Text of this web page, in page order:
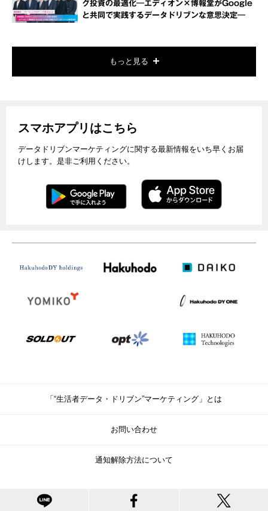
グ投資の最適化―エディオン×博報堂がGoogle
と共同で実践するデータドリブンな意思決定―
もっと見る
スマホアプリはこちら
データドリブンマーケティングに関する最新情報をいち早くお届
けします。是非ご利用ください。
「“生活者データ・ドリブン”マーケティング」とは
お問い合わせ
通知解除方法について
© Copyright Hakuhodo DY Holdings Inc. All rights reserved.